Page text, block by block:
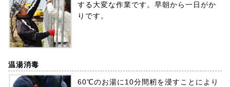
する大変な作業です。早朝から一日がか
りです。
温湯消毒
60℃のお湯に10分間籾を浸すことにより